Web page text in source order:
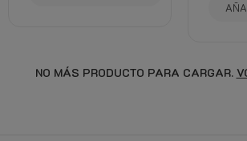
NO MÁS PRODUCTO PARA CARGAR.